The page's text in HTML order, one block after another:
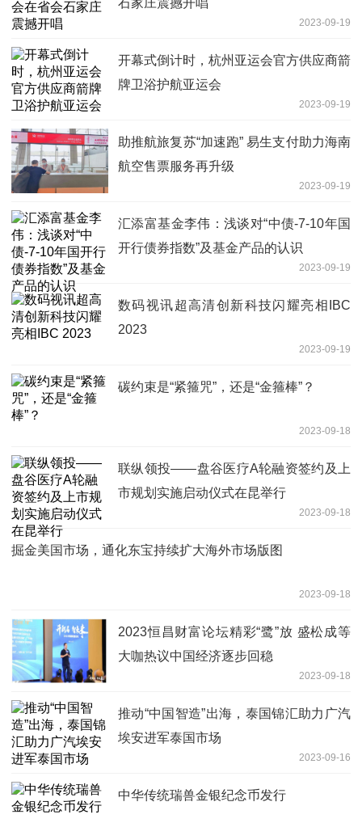
2023-09-19
开幕式倒计时，杭州亚运会官方供应商箭
牌卫浴护航亚运会
2023-09-19
助推航旅复苏“加速跑” 易生支付助力海南
航空售票服务再升级
2023-09-19
汇添富基金李伟：浅谈对“中债-7-10年国
开行债券指数”及基金产品的认识
2023-09-19
数码视讯超高清创新科技闪耀亮相IBC
2023
2023-09-19
碳约束是“紧箍咒”，还是“金箍棒”？
2023-09-18
联纵领投——盘谷医疗A轮融资签约及上
市规划实施启动仪式在昆举行
2023-09-18
掘金美国市场，通化东宝持续扩大海外市场版图
2023-09-18
2023恒昌财富论坛精彩“鹭”放 盛松成等
大咖热议中国经济逐步回稳
2023-09-18
推动“中国智造”出海，泰国锦汇助力广汽
埃安进军泰国市场
2023-09-16
中华传统瑞兽金银纪念币发行